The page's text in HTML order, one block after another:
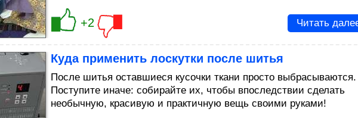
+2 Читать
Куда применить лоскутки после шитья
После шитья оставшиеся кусочки ткани просто выбрасываются.
Поступите иначе: собирайте их, чтобы впоследствии сделать
необычную, красивую и практичную вещь своими руками!